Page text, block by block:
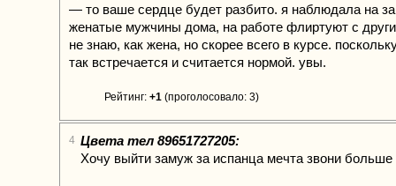
— то ваше сердце будет разбито. я наблюдала на
женатые мужчины дома, на работе флиртуют с
не знаю, как жена, но скорее всего в курсе.
так встречается и считается нормой. увы.
Рейтинг: +1 (проголосовало: 3)
4 Цвета тел 89651727205:
Хочу выйти замуж за испанца мечта звони больше